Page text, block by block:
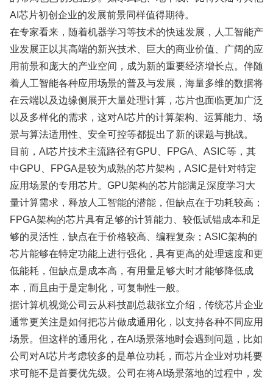
AI芯片初创企业的发展前景同样值得期待。
在专家看来，随着机器学习等技术的快速发展，人工智能产
业发展正以其高端的新兴技术、巨大的商业价值、广阔的应
用前景和庞大的产业空间，成为新的重要经济增长点。伴随
着人工智能各种应用场景的普及与发展，海量多维的数据将
在云端以及边缘侧展开大量处理计算，芯片也面临更加广泛
以及多样化的需求，这对AI芯片的计算架构、运算能力、场
景与算法适用性、安全可控等都提出了新的课题与挑战。
目前，AI芯片技术主流路径有GPU、FPGA、ASIC等，其
中GPU、FPGA是较为成熟的芯片架构，ASIC是针对特定
应用场景的专用芯片。GPU架构的芯片能满足深度学习大
量计算需求，释放人工智能的潜能，但缺点在于功耗较高；
FPGA架构的芯片具有足够的计算能力、较低试错成本和足
够的灵活性，缺点在于价格较高、编程复杂；ASIC架构的
芯片能够在特定功能上进行强化，具有更高的处理速度和更
低能耗，但缺点是成本高，有用量足够大时才能够降低成
本，而且由于是定制化，可复制性一般。
据计算机视觉公司云从科技副总裁张立介绍，传统芯片企业
通常更关注是如何把芯片做成通用化，以支持各种不同应用
场景。但这样的通用化，在AI场景落地时会遇到问题，比如
公司对AI芯片考虑较多的是单位功耗，而芯片企业对功耗要
求可能不是首要优先级。公司在将AI场景落地的过程中，发